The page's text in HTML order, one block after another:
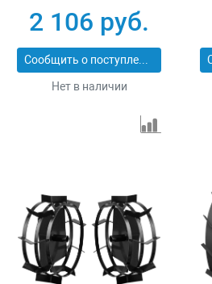
2 106 руб.
Сообщить о поступлении
Нет в наличии